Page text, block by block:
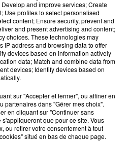
gravement brûlé
jouet...
: victime d'un accident,
est allé brutalement...
and improve services; Create
Use profiles to select personalised
content; Ensure security, prevent and
and present advertising and content;
choices. These technologies may
IP address and browsing data to offer
devices based on information actively
data; Match and combine data from
devices; Identify devices based on
sur "Accepter et fermer", ou affiner en
partenaires dans "Gérer mes choix".
en cliquant sur "Continuer sans
que pour ce site. Vous
ou retirer votre consentement à tout
situé en bas de chaque page.